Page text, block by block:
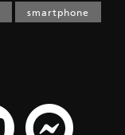
smartphone